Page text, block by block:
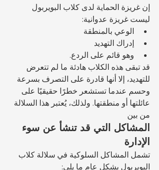
إن غريزة الحماية لدى كلاب البويربول
ليست غريزة عدوانية:
الوعي بالمنطقة
إدراك التهديد
وهو قائم على الردع.
قد تبقى هذه الكلاب هادئة ما لم تتعرض
للتهديد، إلا أنها قادرة على التصرف بسرعة
وحسم عندما تستشعر خطرًا حقيقيًا على
عائلتها أو منطقتها. ولذلك، يُعتبر هذا السلالة
من بين
المشاكل التي قد تنشأ عن سوء
الإدارة
تشمل المشاكل السلوكية في سلالة كلاب
البويربول بشكل عام ما يلي: